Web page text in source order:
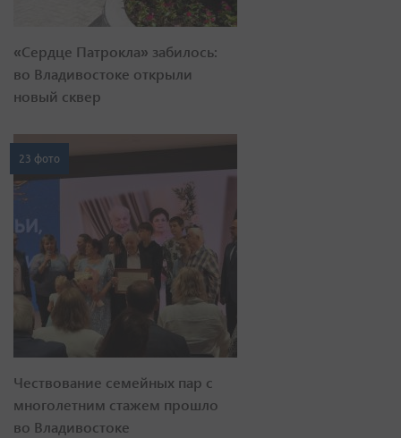
«Сердце Патрокла» забилось:
во Владивостоке открыли
новый сквер
23 фото
Чествование семейных пар с
многолетним стажем прошло
во Владивостоке